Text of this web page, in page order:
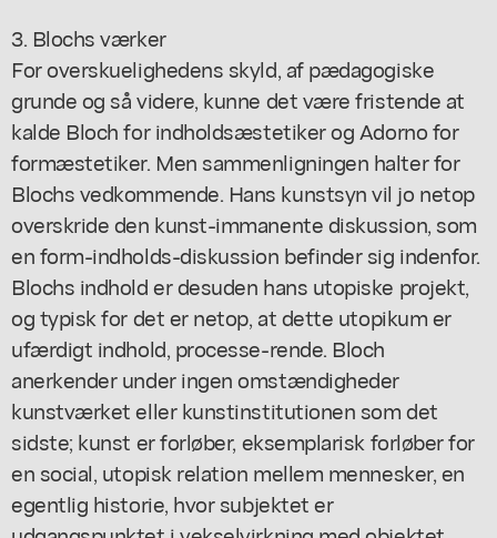
3. Blochs værker
For overskuelighedens skyld, af pædagogiske
grunde og så videre, kunne det være fristende at
kalde Bloch for indholdsæstetiker og Adorno for
formæstetiker. Men sammenligningen halter for
Blochs vedkommende. Hans kunstsyn vil jo netop
overskride den kunst-immanente diskussion, som
en form-indholds-diskussion befinder sig indenfor.
Blochs indhold er desuden hans utopiske projekt,
og typisk for det er netop, at dette utopikum er
ufærdigt indhold, processe-rende. Bloch
anerkender under ingen omstændigheder
kunstværket eller kunstinstitutionen som det
sidste; kunst er forløber, eksemplarisk forløber for
en social, utopisk relation mellem mennesker, en
egentlig historie, hvor subjektet er